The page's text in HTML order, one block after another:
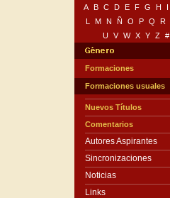
A
B C D E F G H I
L
M N Ñ O P Q R
U
V W X Y Z #
Formaciones
Formaciones usuales
Nuevos Títulos
Comentarios
Autores Aspirantes
Sincronizaciones
Noticias
Links